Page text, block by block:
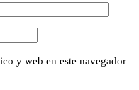
y web en este navegador